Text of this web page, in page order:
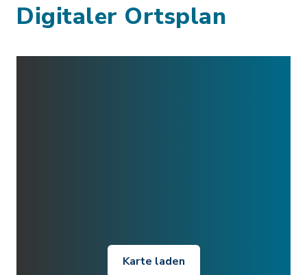
Digitaler Ortsplan
Karte laden